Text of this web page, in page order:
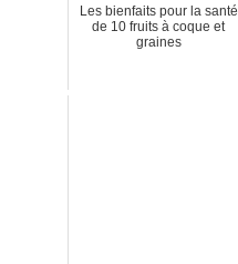
Les bienfaits pour la santé
de 10 fruits à coque et
graines